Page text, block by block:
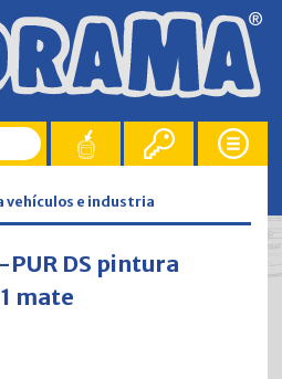
vehículos e industria
PUR DS pintura
mate